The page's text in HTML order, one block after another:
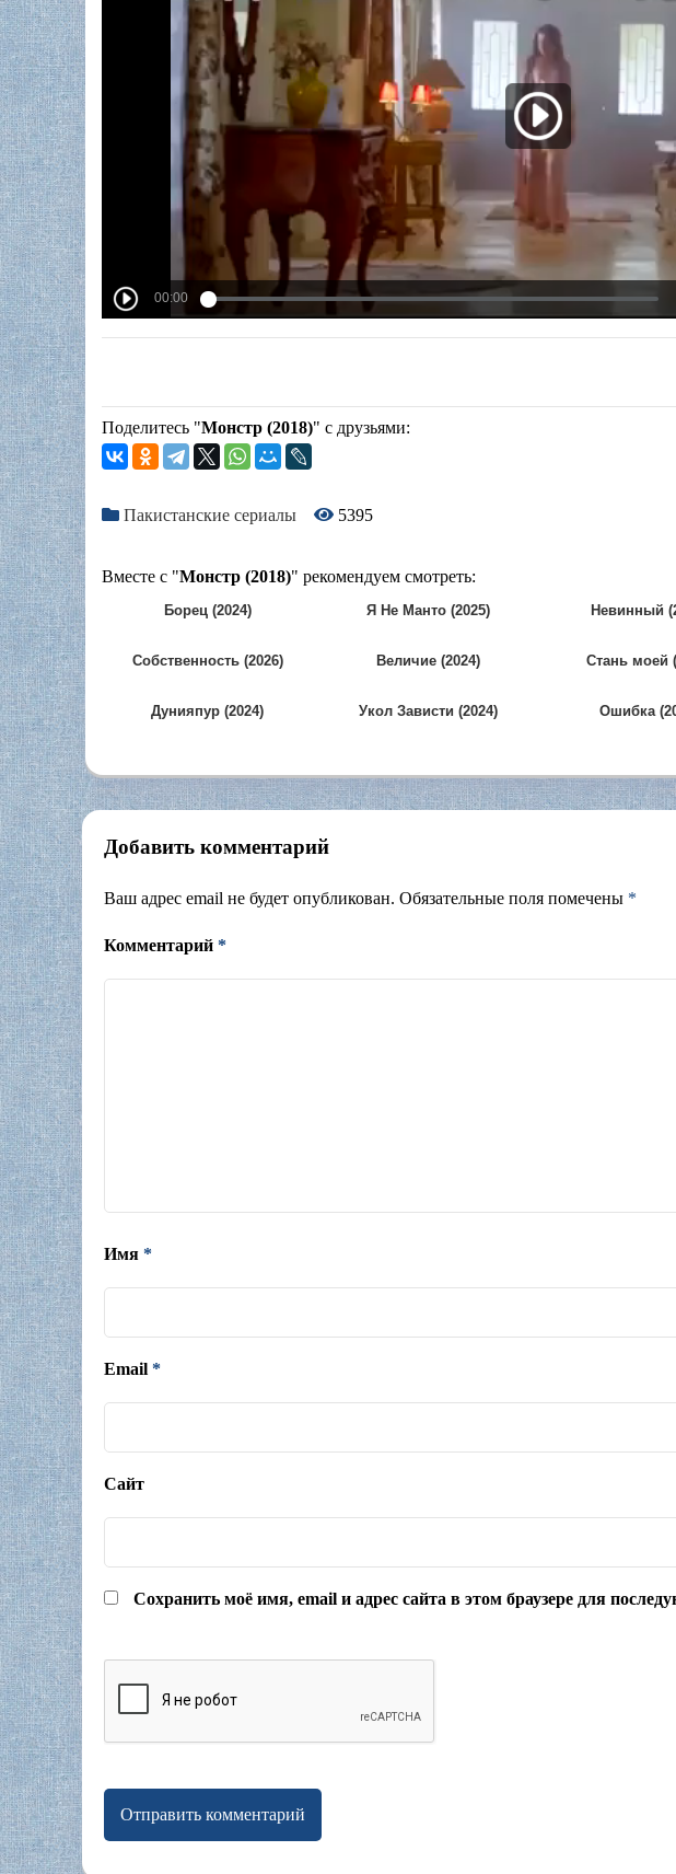
Поделитесь "Монстр (2018)" с друзьями:
Пакистанские сериалы 5395
Вместе с "Монстр (2018)" рекомендуем смотреть:
Борец (2024) Я Не Манто (2025) Невинный
Собственность (2026) Величие (2024) Стань моей
Дунияпур (2024) Укол Зависти (2024) Ошибка
Добавить комментарий
Ваш адрес email не будет опубликован. Обязательные поля помечены *
Комментарий *
Имя *
Email *
Сайт
Сохранить моё имя, email и адрес сайта в этом браузере для